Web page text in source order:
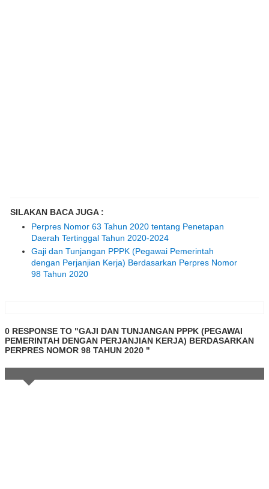
SILAKAN BACA JUGA :
Perpres Nomor 63 Tahun 2020 tentang Penetapan
Daerah Tertinggal Tahun 2020-2024
Gaji dan Tunjangan PPPK (Pegawai Pemerintah
dengan Perjanjian Kerja) Berdasarkan Perpres Nomor
98 Tahun 2020
0 RESPONSE TO "GAJI DAN TUNJANGAN PPPK (PEGAWAI
PEMERINTAH DENGAN PERJANJIAN KERJA) BERDASARKAN
PERPRES NOMOR 98 TAHUN 2020 "